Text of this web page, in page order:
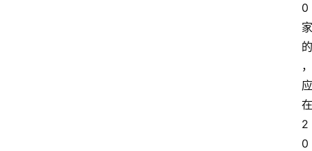
0
家
的
，
应
在
2
0